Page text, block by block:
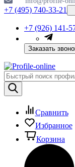
+7 (495) 740-33-21
+7 (926) 141-
Заказать
Сравнить
Избранное
Корзина